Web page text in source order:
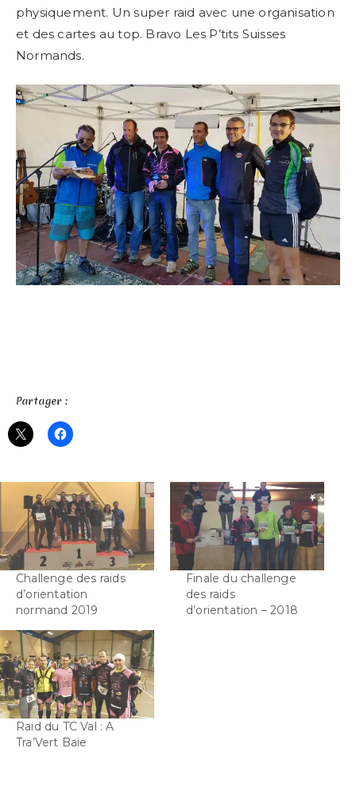
physiquement. Un super raid avec une organisation
et des cartes au top. Bravo Les P’tits Suisses
Normands.
Partager :
Challenge des raids
d’orientation
normand 2019
Finale du challenge
des raids
d’orientation – 2018
Raid du TC Val : A
Tra’Vert Baie